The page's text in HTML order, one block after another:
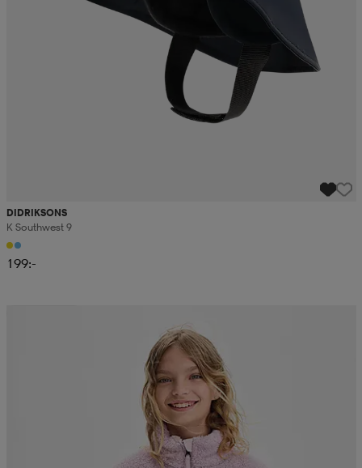
DIDRIKSONS
K Southwest 9
199:-